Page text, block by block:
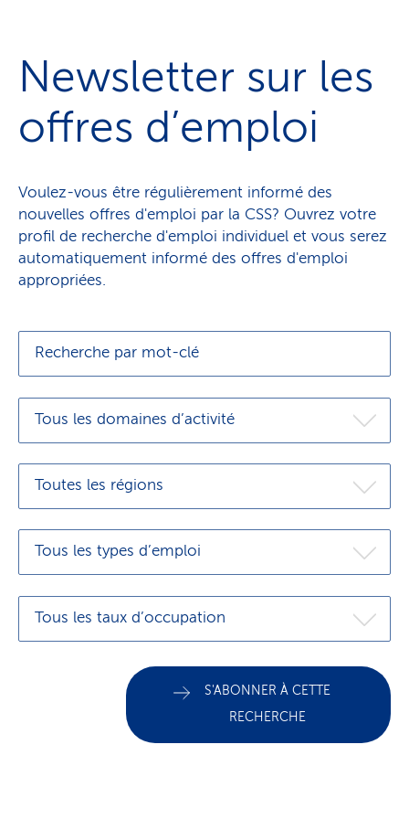
Newsletter sur les
offres d’emploi
Voulez-vous être régulièrement informé des
nouvelles offres d'emploi par la CSS? Ouvrez votre
profil de recherche d'emploi individuel et vous serez
automatiquement informé des offres d'emploi
appropriées.
Tous les domaines d’activité
Toutes les régions
Tous les types d’emploi
Tous les taux d’occupation
S'ABONNER À CETTE
RECHERCHE